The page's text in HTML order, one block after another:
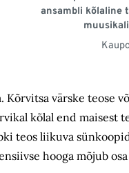
ansambli kõlaline
värske teose
kõlal end maisest
teos liikuva
hooga mõjub